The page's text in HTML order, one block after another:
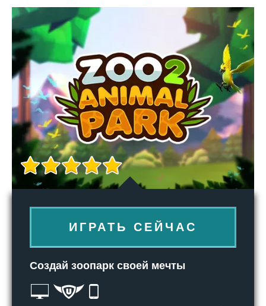
ИГРАТЬ СЕЙЧАС
Создай зоопарк своей мечты